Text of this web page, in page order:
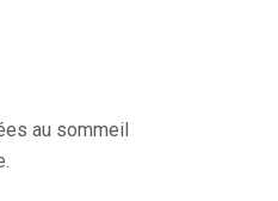
au sommeil